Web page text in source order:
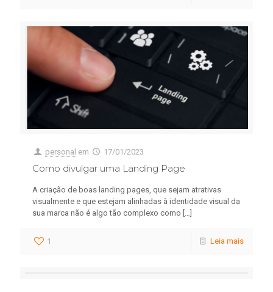
personal em 17/01/2023
Como divulgar uma Landing Page
A criação de boas landing pages, que sejam atrativas
visualmente e que estejam alinhadas à identidade visual da
sua marca não é algo tão complexo como […]
1 Leia mais